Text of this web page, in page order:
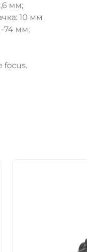
мм;
10 мм
74 мм;
focus.